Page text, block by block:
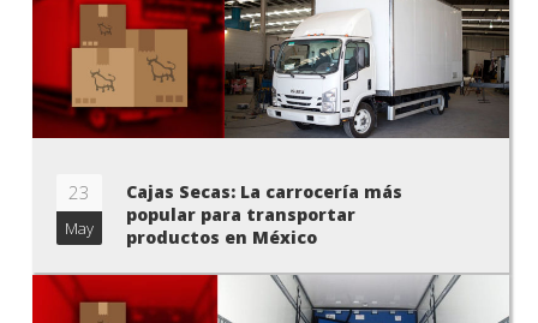
23
May
Cajas Secas: La carrocería más
popular para transportar
productos en México